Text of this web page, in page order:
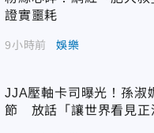
證實噩耗
9小時前 娛樂
JJA壓軸卡司曝光！孫淑
節 放話「讓世界看見正